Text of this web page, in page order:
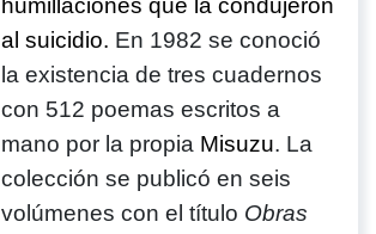
humillaciones que la condujeron
al suicidio. En 1982 se conoció
la existencia de tres cuadernos
con 512 poemas escritos a
mano por la propia Misuzu. La
colección se publicó en seis
volúmenes con el título Obras